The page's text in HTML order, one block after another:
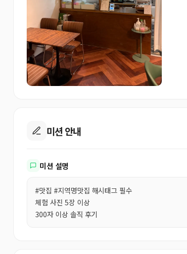
미션 안내
미션 설명
#맛집 #지역명맛집 해시태그 필수
체험 사진 5장 이상
300자 이상 솔직 후기